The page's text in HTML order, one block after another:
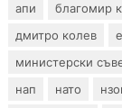
апи благомир
дмитро колев
министерски
нап
нато